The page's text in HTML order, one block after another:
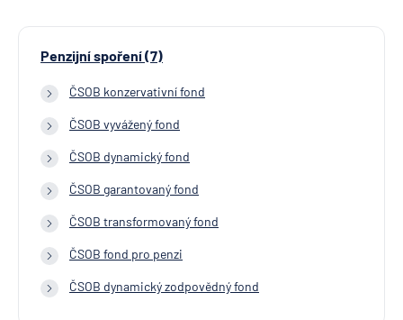
Penzijní spoření (7)
ČSOB konzervativní fond
ČSOB vyvážený fond
ČSOB dynamický fond
ČSOB garantovaný fond
ČSOB transformovaný fond
ČSOB fond pro penzi
ČSOB dynamický zodpovědný fond